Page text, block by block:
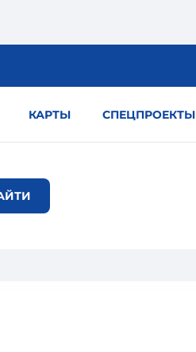
КАРТЫ СПЕЦПРОЕКТЫ